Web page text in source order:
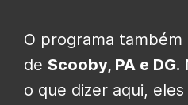
O programa também
de Scooby, PA e DG.
o que dizer aqui,